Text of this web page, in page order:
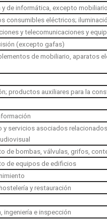
de informática, excepto
consumibles eléctricos;
y telecomunicaciones y
(excepto gafas)
de mobiliario, aparatos
productos auxiliares para la
y servicios asociados
de bombas, válvulas, grifos,
de equipos de edificios
y restauración
ingeniería e inspección